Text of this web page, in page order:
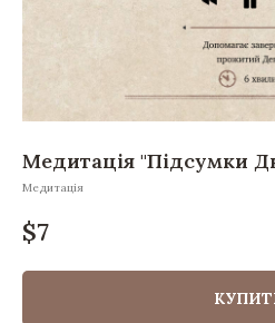
Медитація "Підсумки
Медитація
$7